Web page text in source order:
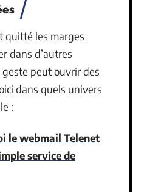
quitté les marges
dans d’autres
geste peut ouvrir des
dans quels univers
:
le webmail Telenet
service de